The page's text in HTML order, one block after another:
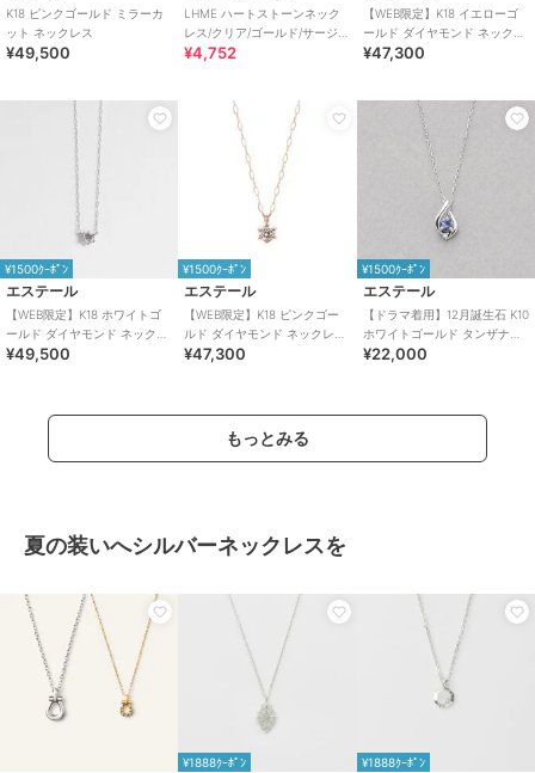
K18 ピンクゴールド ミラーカ
ット ネックレス
¥49,500
LHME ハートストーンネック
レス/クリア/ゴールド/サージカ
ルステンレス 金属アレルギー
¥4,752
【WEB限定】K18 イエローゴ
ールド ダイヤモンド ネックレ
ス（0.06ct）
¥47,300
¥1500ｸｰﾎﾟﾝ
エステール
【WEB限定】K18 ホワイトゴ
ールド ダイヤモンド ネックレ
ス（0.15ct）
¥49,500
¥1500ｸｰﾎﾟﾝ
エステール
【WEB限定】K18 ピンクゴー
ルド ダイヤモンド ネックレス
（0.06ct）
¥47,300
¥1500ｸｰﾎﾟﾝ
エステール
【ドラマ着用】12月誕生石 K10
ホワイトゴールド タンザナイ
ト ネックレス
¥22,000
もっとみる
夏の装いへシルバーネックレスを
¥1888ｸｰﾎﾟﾝ ¥1888ｸｰﾎﾟﾝ